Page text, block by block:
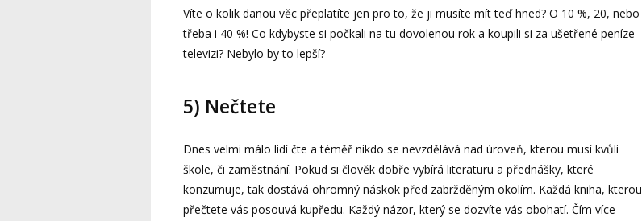
Víte o kolik danou věc přeplatíte jen pro to, že ji musíte mít teď hned? O 10 %, 20, nebo
třeba i 40 %! Co kdybyste si počkali na tu dovolenou rok a koupili si za ušetřené peníze
televizi? Nebylo by to lepší?
5) Nečtete
Dnes velmi málo lidí čte a téměř nikdo se nevzdělává nad úroveň, kterou musí kvůli
škole, či zaměstnání. Pokud si člověk dobře vybírá literaturu a přednášky, které
konzumuje, tak dostává ohromný náskok před zabržděným okolím. Každá kniha, kterou
přečtete vás posouvá kupředu. Každý názor, který se dozvíte vás obohatí. Čím více